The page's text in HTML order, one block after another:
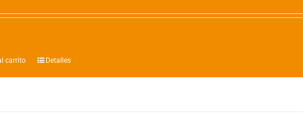
carrito Detalles